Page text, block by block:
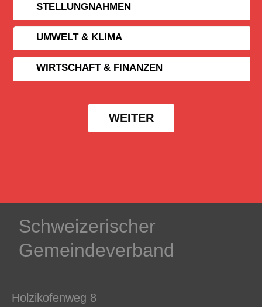
STELLUNGNAHMEN
UMWELT & KLIMA
WIRTSCHAFT & FINANZEN
WEITER
Schweizerischer
Gemeindeverband
Holzikofenweg 8